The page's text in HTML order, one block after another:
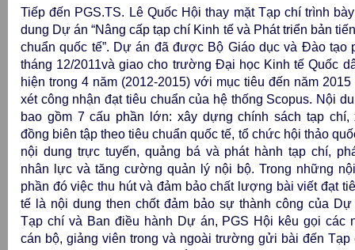
Tiếp đến PGS.TS. Lê Quốc Hội thay mặt Tạp chí trình
dung Dự án “Nâng cấp tạp chí Kinh tế và Phát triển bản
chuẩn quốc tế”. Dự án đã được Bộ Giáo dục và Đào tạo
tháng 12/2011và giao cho trường Đại học Kinh tế Quốc
hiện trong 4 năm (2012-2015) với mục tiêu đến năm
xét công nhận đạt tiêu chuẩn của hệ thống Scopus. Nội
bao gồm 7 cấu phần lớn: xây dựng chính sách tạp chí,
đồng biên tập theo tiêu chuẩn quốc tế, tổ chức hội thảo
nội dung trực tuyến, quảng bá và phát hành tạp chí,
nhân lực và tăng cường quản lý nội bộ. Trong những
phần đó việc thu hút và đảm bảo chất lượng bài viết đạt
tế là nội dung then chốt đảm bảo sự thành công của Dự
Tạp chí và Ban điều hành Dự án, PGS Hội kêu gọi các
cán bộ, giảng viên trong và ngoài trường gửi bài đến Tạp